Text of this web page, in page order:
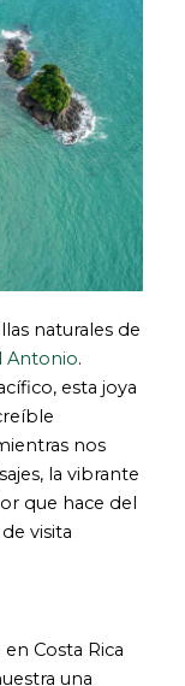
naturales de
Antonio.
esta joya
nos
la vibrante
que hace del
visita
Costa Rica
una